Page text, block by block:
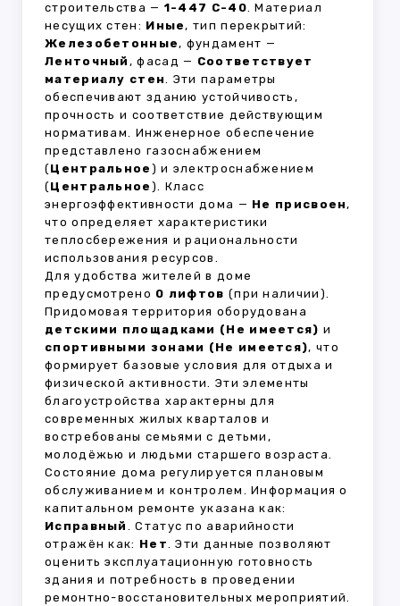
строительства — 1-447 С-40. Материал
несущих стен: Иные, тип перекрытий:
Железобетонные, фундамент —
Ленточный , фасад — Соответствует
материалу стен. Эти параметры
обеспечивают зданию устойчивость,
прочность и соответствие действующим
нормативам. Инженерное обеспечение
представлено газоснабжением
(Центральное ) и электроснабжением
(Центральное ). Класс
энергоэффективности дома — Не присвоен,
что определяет характеристики
теплосбережения и рациональности
использования ресурсов.
Для удобства жителей в доме
предусмотрено 0 лифтов (при наличии).
Придомовая территория оборудована
детскими площадками (Не имеется) и
спортивными зонами (Не имеется), что
формирует базовые условия для отдыха и
физической активности. Эти элементы
благоустройства характерны для
современных жилых кварталов и
востребованы семьями с детьми,
молодёжью и людьми старшего возраста.
Состояние дома регулируется плановым
обслуживанием и контролем. Информация о
капитальном ремонте указана как:
Исправный . Статус по аварийности
отражён как: Нет. Эти данные позволяют
оценить эксплуатационную готовность
здания и потребность в проведении
ремонтно-восстановительных мероприятий.